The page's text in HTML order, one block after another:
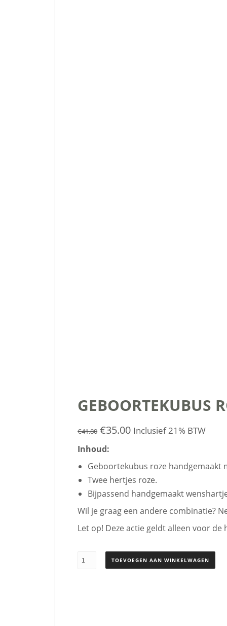
GEBOORTEKUBUS
€41.80 Oorspronkelijke
prijs
was:
€41.80.
€35.00Huidige
is:
€35.00.
Inclusief 21% BTW
Inhoud:
Geboortekubus roze handgemaakt
Twee hertjes roze.
Bijpassend handgemaakt
Wil je graag een andere combinatie?
Let op! Deze actie geldt alleen voor
GeboortekubusTOEVOEGEN AAN WINKELWAGEN